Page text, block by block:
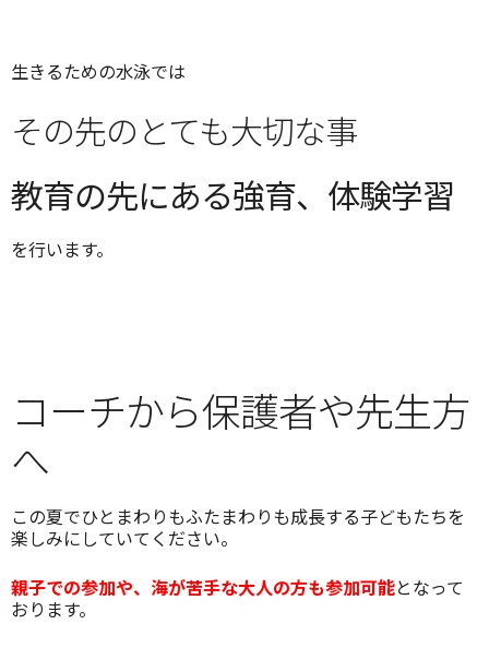
生きるための水泳では
その先のとても大切な事
教育の先にある強育、体験学習
を行います。
コーチから保護者や先生方
へ
この夏でひとまわりもふたまわりも成長する子どもたちを
楽しみにしていてください。
親子での参加や、海が苦手な大人の方も参加可能となって
おります。